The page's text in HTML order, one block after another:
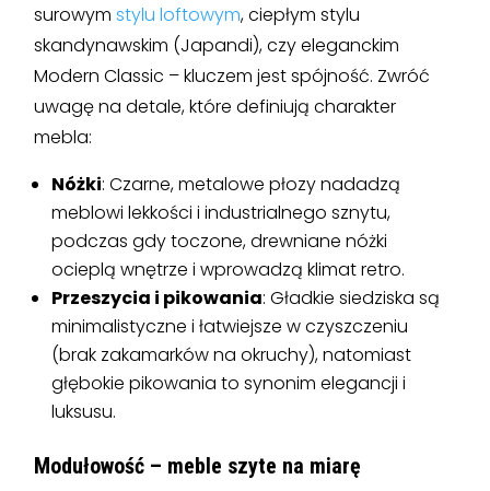
surowymstylu loftowym, ciepłym stylu
skandynawskim (Japandi), czy eleganckim
Modern Classic – kluczem jest spójność. Zwróć
uwagę na detale, które definiują charakter
mebla:
Nóżki: Czarne, metalowe płozy nadadzą
meblowi lekkości i industrialnego sznytu,
podczas gdy toczone, drewniane nóżki
ocieplą wnętrze i wprowadzą klimat retro.
Przeszycia i pikowania: Gładkie siedziska są
minimalistyczne i łatwiejsze w czyszczeniu
(brak zakamarków na okruchy), natomiast
głębokie pikowania to synonim elegancji i
luksusu.
Modułowość – meble szyte na miarę